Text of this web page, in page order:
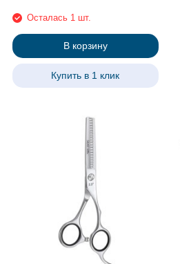
Осталась 1 шт.
В корзину
Купить в 1 клик